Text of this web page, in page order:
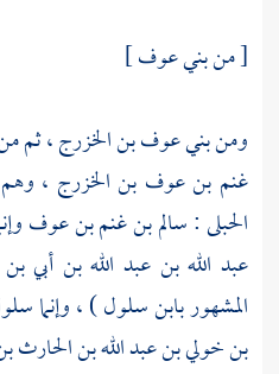
[ منبني عوف]
ومنبني عوف بن الخزرج، ثم
غنم بن عوف بن الخزرج ، وهم
الحبلى :سالم بن غنم بن عوف
عبد الله بن عبد الله بن
المشهور بابن سلول) ، وإنما
بن خولي بن عبد الله بن الحارث